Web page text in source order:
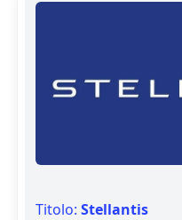
Titolo: Stellantis